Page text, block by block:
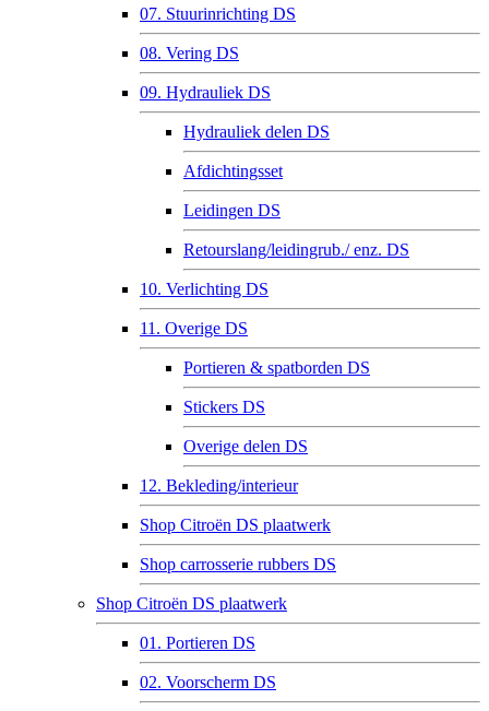
07. Stuurinrichting DS
08. Vering DS
09. Hydrauliek DS
Hydrauliek delen DS
Afdichtingsset
Leidingen DS
Retourslang/leidingrub./ enz. DS
10. Verlichting DS
11. Overige DS
Portieren & spatborden DS
Stickers DS
Overige delen DS
12. Bekleding/interieur
Shop Citroën DS plaatwerk
Shop carrosserie rubbers DS
Shop Citroën DS plaatwerk
01. Portieren DS
02. Voorscherm DS